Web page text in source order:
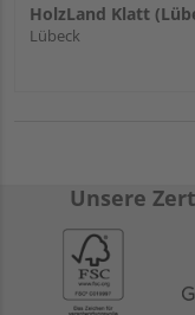
HolzLand Klatt
Lübeck
Unsere